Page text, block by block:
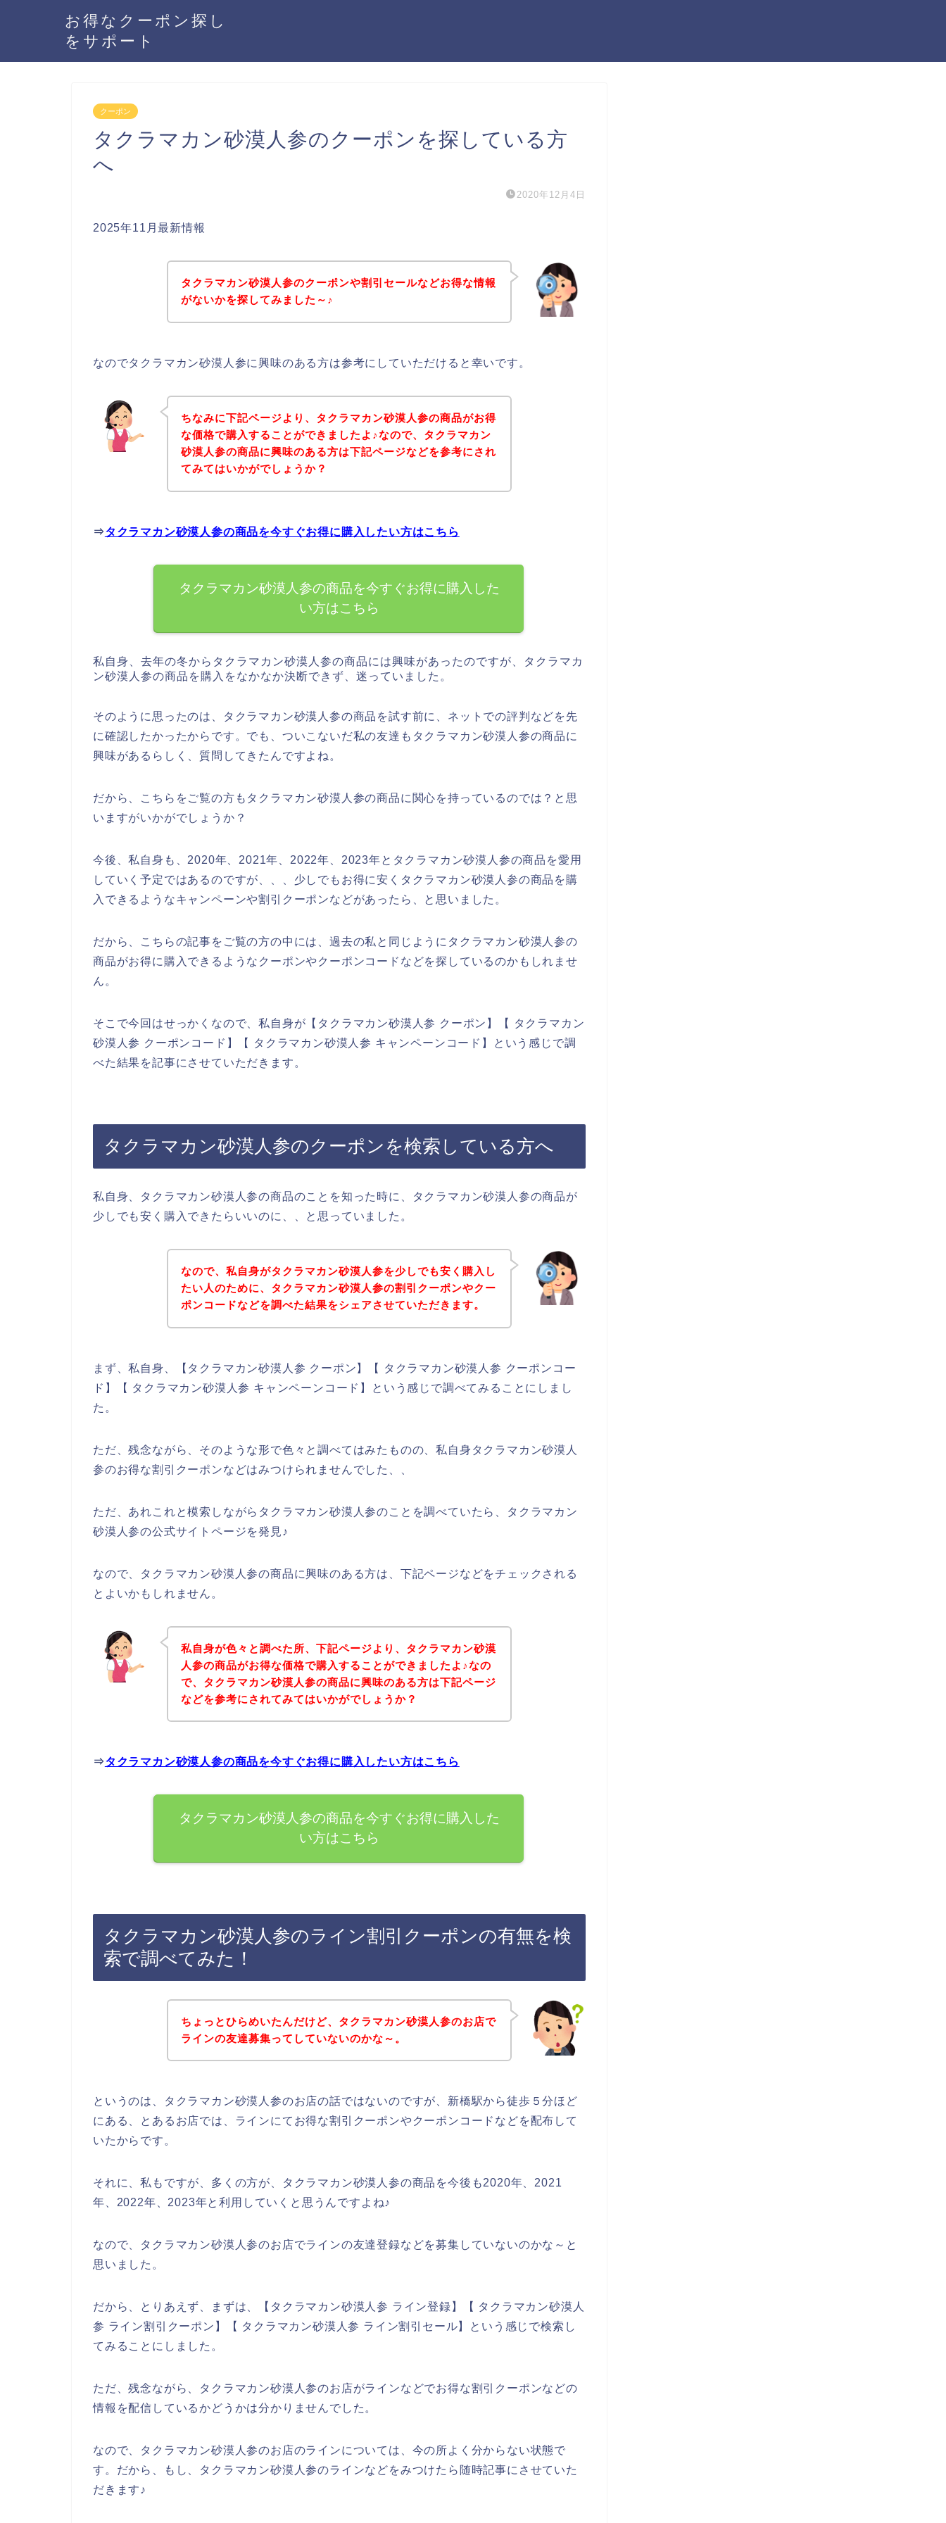
お得なクーポン探し
をサポート
クーポン
タクラマカン砂漠人参のクーポンを探している方
へ
2020年12月4日
2025年11月最新情報
タクラマカン砂漠人参のクーポンや割引セールなどお得な情報
がないかを探してみました～♪
なのでタクラマカン砂漠人参に興味のある方は参考にしていただけると幸いです。
ちなみに下記ページより、タクラマカン砂漠人参の商品がお得
な価格で購入することができましたよ♪なので、タクラマカン
砂漠人参の商品に興味のある方は下記ページなどを参考にされ
てみてはいかがでしょうか？
⇒タクラマカン砂漠人参の商品を今すぐお得に購入したい方はこちら
タクラマカン砂漠人参の商品を今すぐお得に購入した
い方はこちら
私自身、去年の冬からタクラマカン砂漠人参の商品には興味があったのですが、タクラマカ
ン砂漠人参の商品を購入をなかなか決断できず、迷っていました。
そのように思ったのは、タクラマカン砂漠人参の商品を試す前に、ネットでの評判などを先
に確認したかったからです。でも、ついこないだ私の友達もタクラマカン砂漠人参の商品に
興味があるらしく、質問してきたんですよね。
だから、こちらをご覧の方もタクラマカン砂漠人参の商品に関心を持っているのでは？と思
いますがいかがでしょうか？
今後、私自身も、2020年、2021年、2022年、2023年とタクラマカン砂漠人参の商品を愛用
していく予定ではあるのですが、、、少しでもお得に安くタクラマカン砂漠人参の商品を購
入できるようなキャンペーンや割引クーポンなどがあったら、と思いました。
だから、こちらの記事をご覧の方の中には、過去の私と同じようにタクラマカン砂漠人参の
商品がお得に購入できるようなクーポンやクーポンコードなどを探しているのかもしれませ
ん。
そこで今回はせっかくなので、私自身が【タクラマカン砂漠人参 クーポン】【 タクラマカン
砂漠人参 クーポンコード】【 タクラマカン砂漠人参 キャンペーンコード】という感じで調
べた結果を記事にさせていただきます。
タクラマカン砂漠人参のクーポンを検索している方へ
私自身、タクラマカン砂漠人参の商品のことを知った時に、タクラマカン砂漠人参の商品が
少しでも安く購入できたらいいのに、、と思っていました。
なので、私自身がタクラマカン砂漠人参を少しでも安く購入し
たい人のために、タクラマカン砂漠人参の割引クーポンやクー
ポンコードなどを調べた結果をシェアさせていただきます。
まず、私自身、【タクラマカン砂漠人参 クーポン】【 タクラマカン砂漠人参 クーポンコー
ド】【 タクラマカン砂漠人参 キャンペーンコード】という感じで調べてみることにしまし
た。
ただ、残念ながら、そのような形で色々と調べてはみたものの、私自身タクラマカン砂漠人
参のお得な割引クーポンなどはみつけられませんでした、、
ただ、あれこれと模索しながらタクラマカン砂漠人参のことを調べていたら、タクラマカン
砂漠人参の公式サイトページを発見♪
なので、タクラマカン砂漠人参の商品に興味のある方は、下記ページなどをチェックされる
とよいかもしれません。
私自身が色々と調べた所、下記ページより、タクラマカン砂漠
人参の商品がお得な価格で購入することができましたよ♪なの
で、タクラマカン砂漠人参の商品に興味のある方は下記ページ
などを参考にされてみてはいかがでしょうか？
⇒タクラマカン砂漠人参の商品を今すぐお得に購入したい方はこちら
タクラマカン砂漠人参の商品を今すぐお得に購入した
い方はこちら
タクラマカン砂漠人参のライン割引クーポンの有無を検
索で調べてみた！
ちょっとひらめいたんだけど、タクラマカン砂漠人参のお店で
ラインの友達募集ってしていないのかな～。
というのは、タクラマカン砂漠人参のお店の話ではないのですが、新橋駅から徒歩５分ほど
にある、とあるお店では、ラインにてお得な割引クーポンやクーポンコードなどを配布して
いたからです。
それに、私もですが、多くの方が、タクラマカン砂漠人参の商品を今後も2020年、2021
年、2022年、2023年と利用していくと思うんですよね♪
なので、タクラマカン砂漠人参のお店でラインの友達登録などを募集していないのかな～と
思いました。
だから、とりあえず、まずは、【タクラマカン砂漠人参 ライン登録】【 タクラマカン砂漠人
参 ライン割引クーポン】【 タクラマカン砂漠人参 ライン割引セール】という感じで検索し
てみることにしました。
ただ、残念ながら、タクラマカン砂漠人参のお店がラインなどでお得な割引クーポンなどの
情報を配信しているかどうかは分かりませんでした。
なので、タクラマカン砂漠人参のお店のラインについては、今の所よく分からない状態で
す。だから、もし、タクラマカン砂漠人参のラインなどをみつけたら随時記事にさせていた
だきます♪